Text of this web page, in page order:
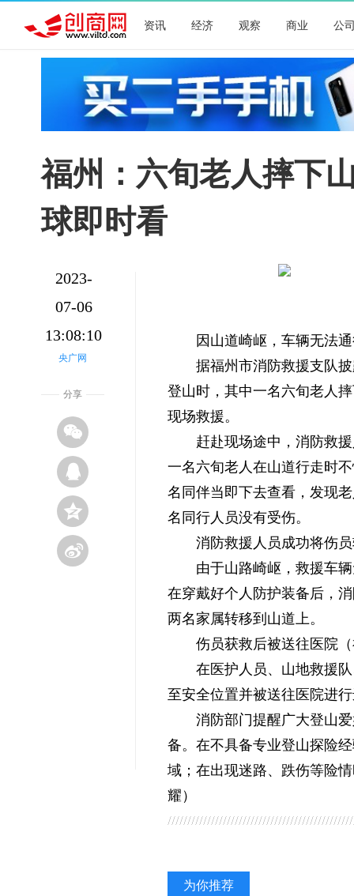
资讯 经济 观察 商业 公
福州：六旬老人摔下
球即时看
2023-
07-06
13:08:10
央广网
分享
因山道崎岖，车辆无法
据福州市消防救援支队
登山时，其中一名六旬老人
现场救援。
赶赴现场途中，消防救
一名六旬老人在山道行走时
名同伴当即下去查看，发现
名同行人员没有受伤。
消防救援人员成功将伤
由于山路崎岖，救援车
在穿戴好个人防护装备后，
两名家属转移到山道上。
伤员获救后被送往医院
在医护人员、山地救援
至安全位置并被送往医院进
消防部门提醒广大登山
备。在不具备专业登山探险
域；在出现迷路、跌伤等险
耀）
为你推荐